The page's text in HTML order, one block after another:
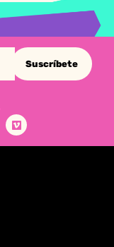
Suscríbete